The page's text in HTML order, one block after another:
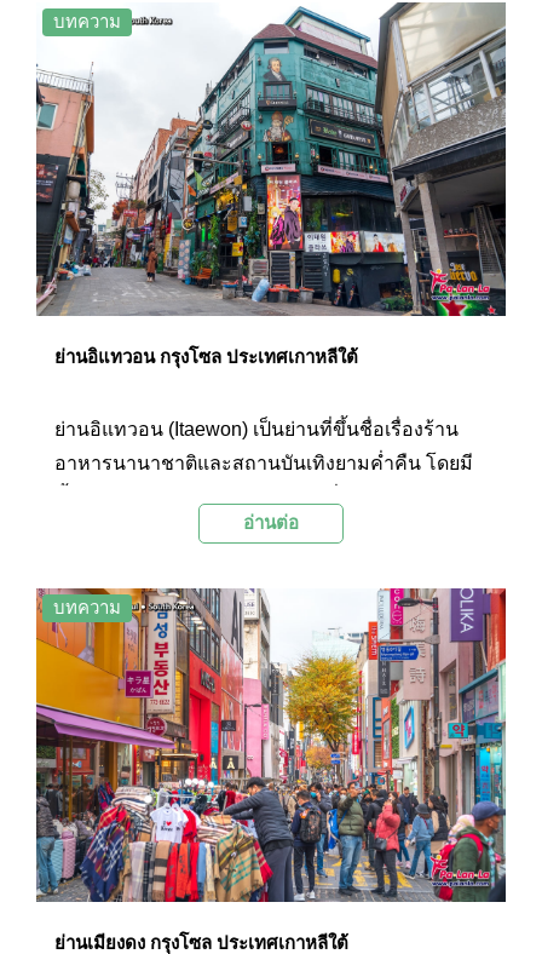
สวยๆ และเลือกซื้อสินค้าท้องถิ่น เช่น กระดาษฮันจิ
ชา เครื่องปั้นดินเผาต่างๆ รวมถึงเดินชมศิลปะแนว
สตรีทอาร์ตบริเวณถนน และแวะนั่งพักที่ร้านอาหาร
และโรงน้ำชาแบบดั้งเดิมเพื่อดื่มด่ำกับบรรยากาศได้
อย่างเพลิดเพลิน และยังมีคอมมิวนิตี้มอลล์ให้เดิน
เที่ยวชมและใช้เป็นจุดนัดพบอีกด้วย
บทความ
ย่านอิแทวอน กรุงโซล ประเทศเกาหลีใต้
ย่านอิแทวอน (Itaewon) เป็นย่านที่ขึ้นชื่อเรื่องร้าน
อาหารนานาชาติและสถานบันเทิงยามค่ำคืน โดยมี
สุดฮิปที่ถูกใจสายแดนซ์ ที่นี่เป็นย่านที่คึกครื้นและมี
เป็นสถานที่จัดกิจกรรมในช่วงเทศกาลต่างๆ ที่ได้รับ
ความนิยมจากนักท่องเที่ยวเป็นอย่างมาก และยังเป็น
หนึ่งในถนนชอปปิงยอดนิยมอีกแห่งหนึ่งของกรุงโซล
อีกด้วย แม้ว่าเมื่อไม่นานมานี้จะมีเหตุการณ์ไม่คาด
ฝันที่ทำให้มีผู้เสียชีวิตในย่านนี้เป็นจำนวนมาก แต่
ผู้คนทั่วโลกต่างก็ส่งกำลังใจให้กับผู้สูญเสีย และ
เข้าใจสถานการณ์ว่าคงต้องให้เวลาเยียวยาพื้นที่
บริเวณนี้สักพักจนกว่าจะพร้อมกลับมาเป็นหนึ่งใน
ถนนที่มีชีวิตชีวาของเกาหลีใต้อีกครั้ง
อ่านต่อ
บทความ
ย่านเมียงดง กรุงโซล ประเทศเกาหลีใต้